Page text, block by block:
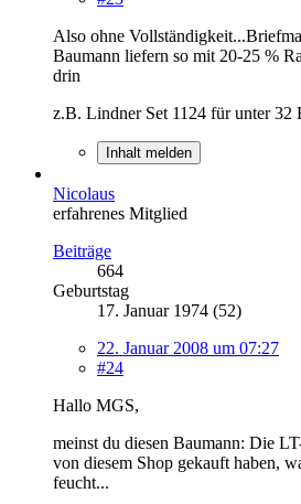
Also ohne
Baumann liefern so mit 20-25 %
drin
z.B. Lindner Set 1124 für unter 32
Inhalt melden
Nicolaus
erfahrenes Mitglied
Beiträge
664
Geburtstag
17. Januar 1974 (52)
22. Januar 2008 um 07:27
#24
Hallo MGS,
meinst du diesen Baumann: Die
von diesem Shop gekauft haben,
feucht...